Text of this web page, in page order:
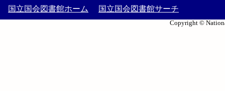
国立国会図書館ホーム 国立国会図書館サーチ
Copyright ©